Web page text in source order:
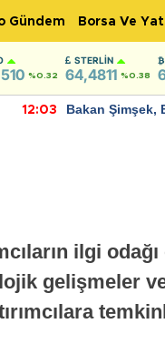
Gündem Borsa Ve
%0.32
STERLIN
64,4811 %0.38
12:03
Bakan Şimşek,
ilgi
gelişmeler